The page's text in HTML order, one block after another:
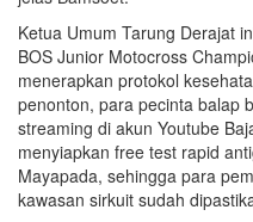
Ketua Umum Tarung Derajat
BOS Junior Motocross
menerapkan protokol
penonton, para pecinta balap
streaming di akun Youtube
menyiapkan free test rapid
Mayapada, sehingga para
kawasan sirkuit sudah